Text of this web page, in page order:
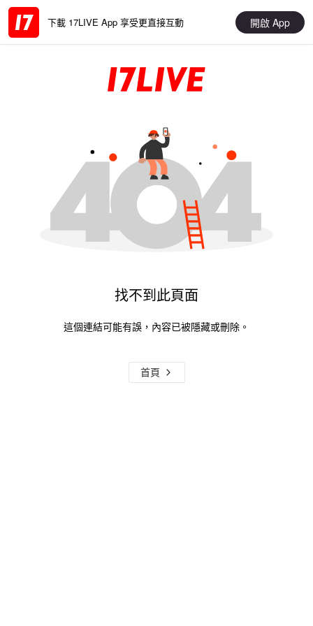
下載 17LIVE App 享受更直接互動 開啟 App
找不到此頁面
這個連結可能有誤，內容已被隱藏或刪除。
首頁